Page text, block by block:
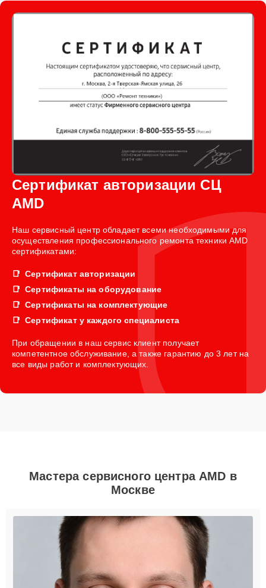
Сертификат авторизации СЦ
AMD
Наш сервисный центр обладает всеми необходимыми для
осуществления профессионального ремонта техники AMD
сертификатами:
Сертификат авторизации
Сертификаты на оборудование
Сертификаты на комплектующие
Сертификат у каждого специалиста
При обращении в наш сервис клиент получает
компетентное обслуживание, а также гарантию до 3 лет на
все виды работ и комплектующих.
Мастера сервисного центра AMD в
Москве